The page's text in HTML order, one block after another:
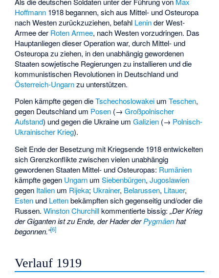
Hoffmann 1918 begannen, sich aus Mittel- und Osteuropa
nach Westen zurückzuziehen, befahl Leninder West-
Armee der Roten Armee, nach Westen vorzudringen. Das
Hauptanliegen dieser Operation war, durch Mittel- und
Osteuropa zu ziehen, in den unabhängig gewordenen
Staaten sowjetische Regierungen zu installieren und die
kommunistischen Revolutionen in Deutschland und
Österreich-Ungarnzu unterstützen.
Polen kämpfte gegen dieTschechoslowakei umTeschen,
gegen Deutschland um Posen (→Großpolnischer
Aufstand) und gegen die Ukraine umGalizien (→ Polnisch-
Ukrainischer Krieg).
Seit Ende der Besetzung mit Kriegsende 1918 entwickelten
sich Grenzkonflikte zwischen vielen unabhängig
gewordenen Staaten Mittel- und Osteuropas: Rumänien
kämpfte gegen Ungarn umSiebenbürgen,Jugoslawien
gegen Italien um Rijeka; Ukrainer, Belarussen, Litauer,
Esten und Lettenbekämpften sich gegenseitig und/oder die
Russen.Winston Churchillkommentierte bissig:„Der Krieg
der Giganten ist zu Ende, der Hader derPygmäenhat
begonnen.“[6]
Verlauf 1919